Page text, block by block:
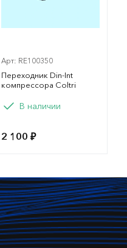
Арт: RE100350
Переходник Din-Int
компрессора Coltri
В наличии
2 100 ₽